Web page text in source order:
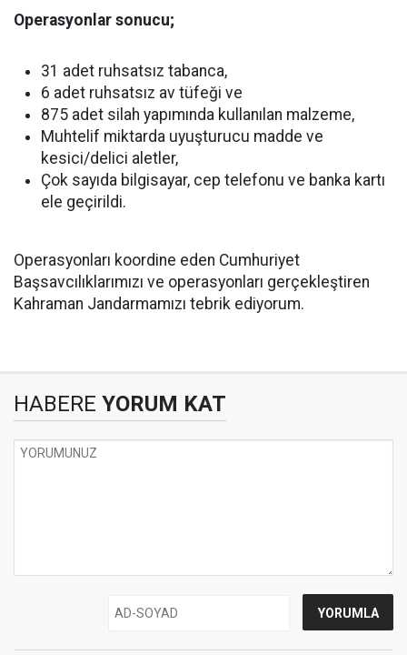
Operasyonlar sonucu;
31 adet ruhsatsız tabanca,
6 adet ruhsatsız av tüfeği ve
875 adet silah yapımında kullanılan malzeme,
Muhtelif miktarda uyuşturucu madde ve
kesici/delici aletler,
Çok sayıda bilgisayar, cep telefonu ve banka kartı
ele geçirildi.
Operasyonları koordine eden Cumhuriyet
Başsavcılıklarımızı ve operasyonları gerçekleştiren
Kahraman Jandarmamızı tebrik ediyorum.
HABERE YORUM KAT